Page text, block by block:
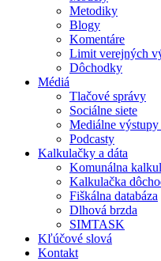
Metodiky
Blogy
Komentáre
Limit verejných
Dôchodky
Médiá
Tlačové správy
Sociálne siete
Mediálne výstupy
Podcasty
Kalkulačky a dáta
Komunálna
Kalkulačka
Fiškálna databáza
Dlhová brzda
SIMTASK
Kľúčové slová
Kontakt